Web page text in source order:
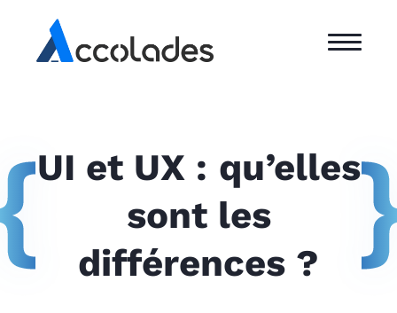
UI et UX : qu’elles
sont les
différences ?